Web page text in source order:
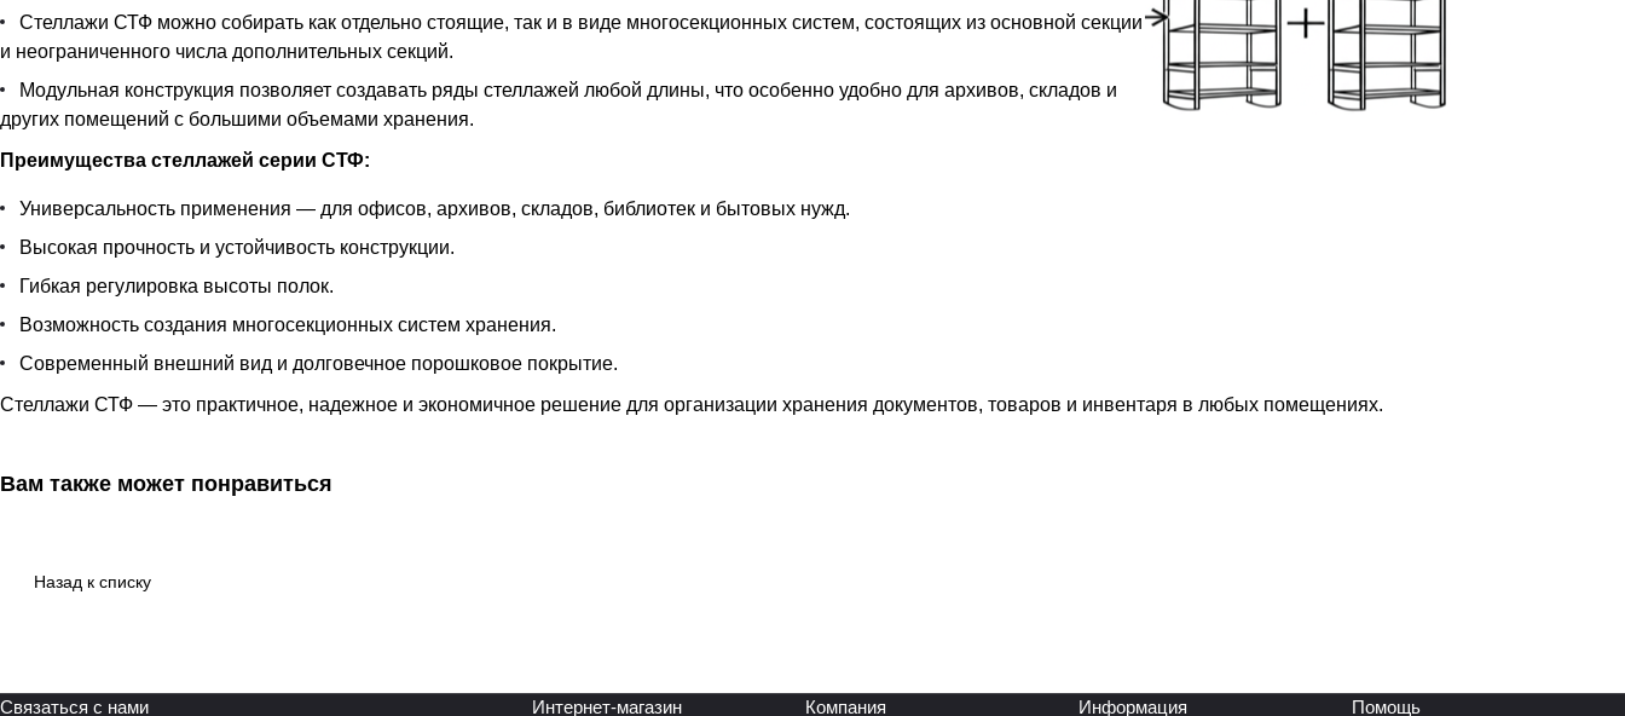
Стеллажи СТФ можно собирать как отдельно стоящие, так и в виде многосекционных систем, состоящих из основной секции
и неограниченного числа дополнительных секций.
Модульная конструкция позволяет создавать ряды стеллажей любой длины, что особенно удобно для архивов, складов и
других помещений с большими объемами хранения.
Преимущества стеллажей серии СТФ:
Универсальность применения — для офисов, архивов, складов, библиотек и бытовых нужд.
Высокая прочность и устойчивость конструкции.
Гибкая регулировка высоты полок.
Возможность создания многосекционных систем хранения.
Современный внешний вид и долговечное порошковое покрытие.
Стеллажи СТФ — это практичное, надежное и экономичное решение для организации хранения документов, товаров и инвентаря в любых помещениях.
Вам также может понравиться
Назад к списку
Связаться с нами Интернет-магазин Компания Информация Помощь